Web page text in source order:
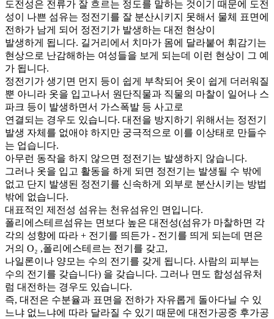
도전성은 전류가 잘 흐르는 정도를 말하는 것이기 때문에 도전
성이 나쁜 섬유는 정전기를 잘 분산시키지 못해서 물체 표면에
전하가 남게 되어 정전기가 발생하는 대전 현상이
발생하게 됩니다. 길거리에서 치마가 몸에 달라붙어 휘감기는
현상으로 난감해하는 여성들을 보게 되는데 이런 현상이 그 예
가 됩니다.
정전기가 생기면 먼지 등이 쉽게 부착되어 옷이 쉽게 더러워질
뿐 아니라 옷을 입고나서 원단직물과 직물의 마찰이 일어나 스
파크 등이 발생하면서 가스폭발 등 사고로
연결되는 경우도 있습니다. 대전을 방지하기 위해서는 정전기
발생 자체를 없애야 하지만 궁극적으로 이를 이상태로 만들수
는 업습니다.
아무런 동작을 하지 않으면 정전기는 발생하지 않습니다.
그러나 옷을 입고 활동을 하게 되면 정전기는 발생될 수 밖에
없고 단지 발생된 정전기를 신속하게 외부로 분산시키는 방법
밖에 없습니다.
대표적인 제전성 섬유는 천유섬유인 면입니다.
폴리에스테르섬유는 면보다 높은 대전성(섬유가 마찰하면 각
각의 성향에 따라 + 전기를 띄든가 - 전기를 띄게 되는데 면은
거의 O₂ ,폴리에스테르는 전기를 갖고,
나일론이나 양모는 수의 전기를 갖게 됩니다. 사람의 피부는
수의 전기를 갖습니다) 을 갖습니다. 그러나 면도 합성섬유처
럼 대전하는 경우도 있습니다.
즉, 대전은 수분율과 표면을 전하가 자유롭게 돌아다닐 수 있
느냐 없느냐에 따라 달라질 수 있기 때문에 대전가공중 후가공